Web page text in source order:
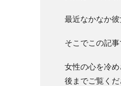
最近なかなか
そこでこの記事
女性の心を冷
後までご覧くだ